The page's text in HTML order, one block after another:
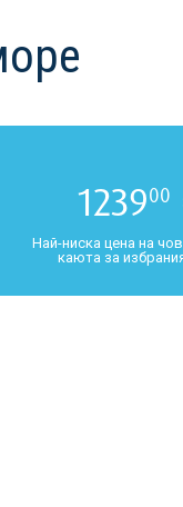
123900
Най-ниска цена на
каюта за